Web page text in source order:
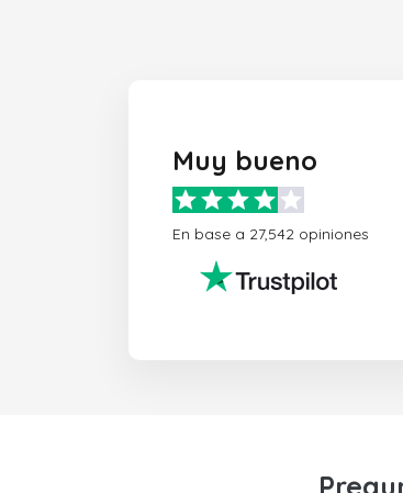
Muy bueno
En base a 27,542 opiniones